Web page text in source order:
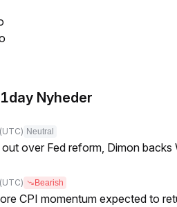
Nyheder
(UTC) Neutral
over Fed reform, Dimon
(UTC) Bearish
CPI momentum expected to